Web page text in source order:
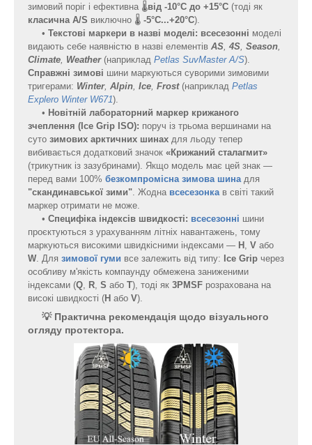
зимовий поріг і ефективна 🌡️від -10°C до +15°C (тоді як
класична A/S виключно 🌡️ -5°C...+20°C).
• Текстові маркери в назві моделі: всесезонні моделі
видають себе наявністю в назві елементів AS, 4S, Season,
Climate, Weather(наприклад Petlas SuvMaster A/S).
Справжні зимові шини маркуються суворими зимовими
тригерами: Winter, Alpin, Ice, Frost(наприклад Petlas
Explero Winter W671).
• Новітній лабораторний маркер крижаного
зчеплення (Ice Grip ISO): поруч із трьома вершинами на
суто зимових арктичних шинах для льоду тепер
вибивається додатковий значок «Крижаний сталагмит»
(трикутник із зазубринами). Якщо модель має цей знак —
перед вами 100% безкомпромісна зимова шинадля
"скандинавської зими". Жодна всесезонкав світі такий
маркер отримати не може.
• Специфікаіндексів швидкості: всесезонні шини
проєктуються з урахуванням літніх навантажень, тому
маркуються високими швидкісними індексами — H , V або
W. Для зимової гуми все залежить від типу: Ice Grip через
особливу м'якість компаунду обмежена заниженими
індексами (Q, R, S або T), тоді як 3PMSF розрахована на
високі швидкості (H або V).
💡 Практична рекомендація щодо візуального
огляду протектора.